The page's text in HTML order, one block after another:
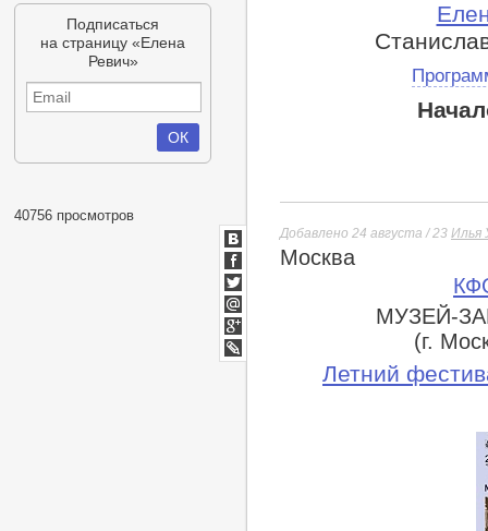
Подписаться
на страницу «Елена
Ревич»
40756 просмотров
Добавлено 24 августа / 23 Илья
Москва
МУЗЕЙ-
(г.
Летний
ВКонтакте
Facebook
Twitter
Мой
Мир
Google+
lj